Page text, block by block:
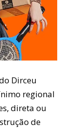
Dirceu
regional
direta ou
de